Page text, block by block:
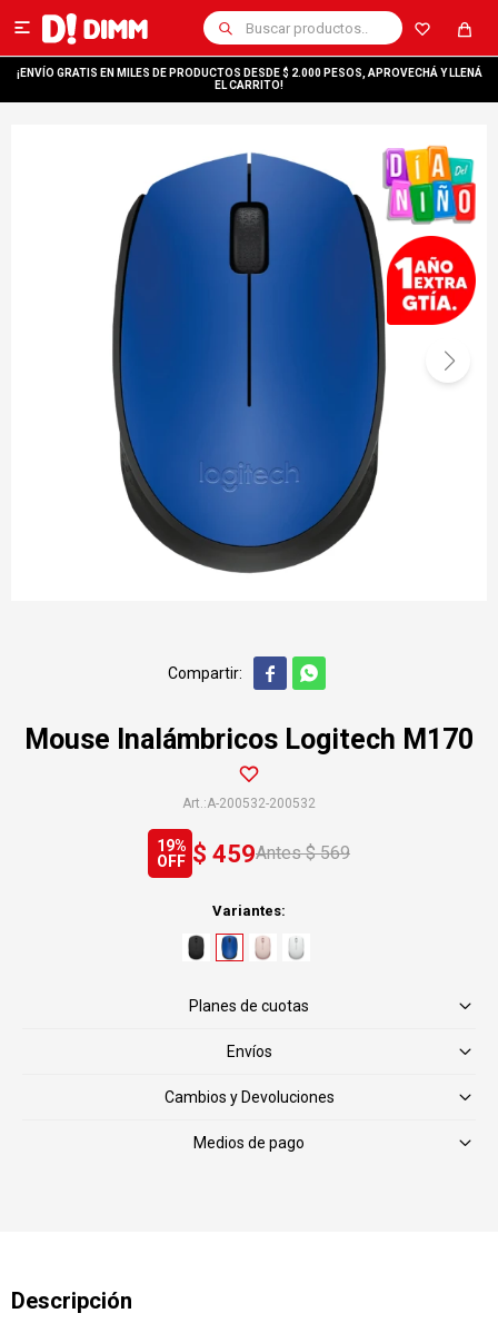

¡ENVÍO GRATIS EN MILES DE PRODUCTOS DESDE $ 2.000 PESOS, APROVECHÁ Y LLENÁ
EL CARRITO!
 
Mouse Inalámbricos Logitech M170
A-200532-200532
$ 459 $ 569
19
Variantes:
Planes de cuotas
Envíos
Cambios y Devoluciones
Medios de pago